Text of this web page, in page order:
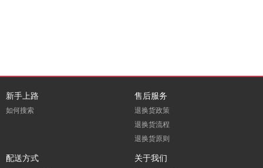
新手上路
如何搜索
售后服务
退换货政策
退换货流程
退换货原则
配送方式 关于我们